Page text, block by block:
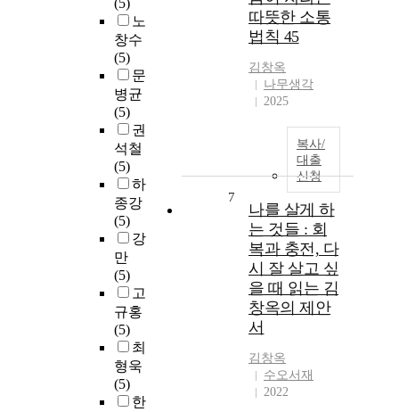
(5)
노
창수
(5)
문
병균
(5)
권
석철
(5)
하
종강
(5)
강
만
(5)
고
규홍
(5)
최
형욱
(5)
한
따뜻한 소통
법칙 45
김창옥
나무생각
2025
복사/
대출
신청
7
나를 살게 하
는 것들 : 회
복과 충전, 다
시 잘 살고 싶
을 때 읽는 김
창옥의 제안
서
김창옥
수오서재
2022